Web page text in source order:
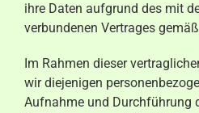
ihre Daten aufgrund des mit
verbundenen Vertrages
Im Rahmen dieser
wir diejenigen
Aufnahme und Durchführung